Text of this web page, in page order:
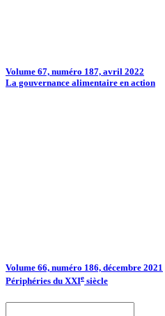
Volume 67, numéro 187, avril 2022
La gouvernance alimentaire en action
Volume 66, numéro 186, décembre 2021
Périphéries du XXIe siècle